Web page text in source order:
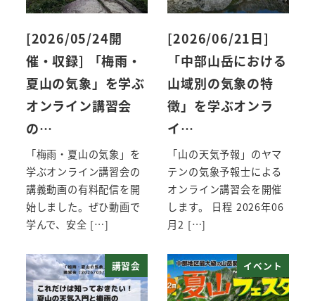
[2026/05/24開
催・収録] 「梅雨・
夏山の気象」を学ぶ
オンライン講習会
の…
「梅雨・夏山の気象」を
学ぶオンライン講習会の
講義動画の有料配信を開
始しました。ぜひ動画で
学んで、安全 […]
[2026/06/21日]
「中部山岳における
山域別の気象の特
徴」を学ぶオンラ
イ…
「山の天気予報」のヤマ
テンの気象予報士による
オンライン講習会を開催
します。 日程 2026年06
月2 […]
講習会 イベント